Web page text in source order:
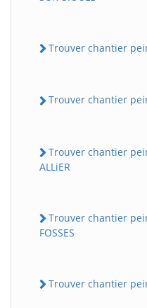
Trouver chantier
Trouver chantier
Trouver chantier
ALLiER
Trouver chantier
FOSSES
Trouver chantier